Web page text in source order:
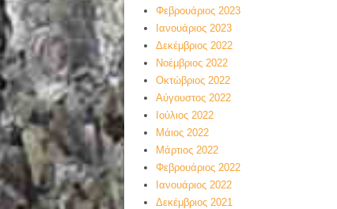
Φεβρουάριος 2023
Ιανουάριος 2023
Δεκέμβριος 2022
Νοέμβριος 2022
Οκτώβριος 2022
Αύγουστος 2022
Ιούλιος 2022
Μάιος 2022
Μάρτιος 2022
Φεβρουάριος 2022
Ιανουάριος 2022
Δεκέμβριος 2021